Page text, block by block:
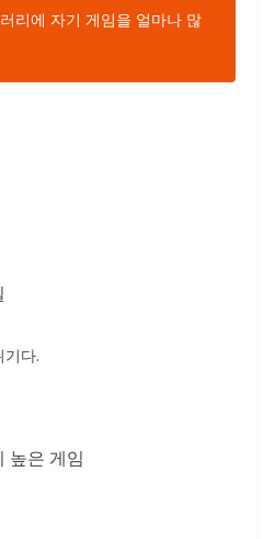
리에 자기 게임을 얼마나 많
다.
높은 게임